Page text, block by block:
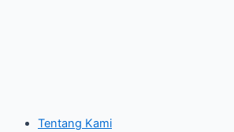
Tentang Kami